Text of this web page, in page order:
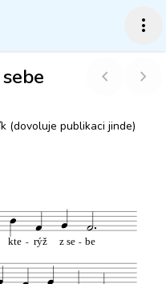
more_vert
chevron_left chevron_right
(dovoluje publikaci jinde)